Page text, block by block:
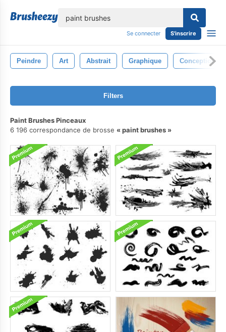
Se connecter S'inscrire
Peindre Art Abstrait Graphique Conception
Filters
Paint Brushes Pinceaux
6 196 correspondance de brosse
paint brushes